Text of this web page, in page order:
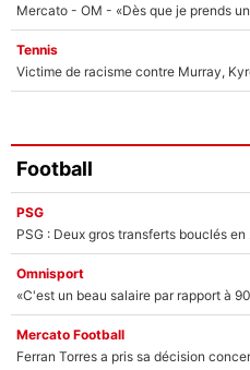
Tennis
Football
PSG
Omnisport
Mercato Football